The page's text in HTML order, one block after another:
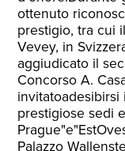
ottenuto
prestigio, tra cui
Vevey, in
aggiudicato il
Concorso A.
prestigiose sedi
Palazzo